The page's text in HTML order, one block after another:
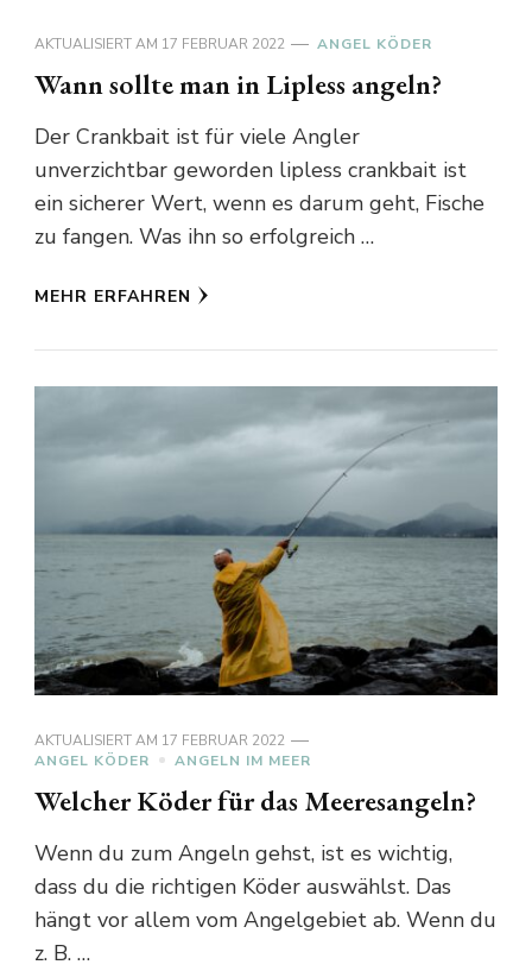
AKTUALISIERT AM 17 FEBRUAR 2022 ANGEL KÖDER
Wann sollte man in Lipless angeln?
Der Crankbait ist für viele Angler
unverzichtbar geworden lipless crankbait ist
ein sicherer Wert, wenn es darum geht, Fische
zu fangen. Was ihn so erfolgreich …
MEHR ERFAHREN
AKTUALISIERT AM 17 FEBRUAR 2022
ANGEL KÖDER
ANGELN IM MEER
Welcher Köder für das Meeresangeln?
Wenn du zum Angeln gehst, ist es wichtig,
dass du die richtigen Köder auswählst. Das
hängt vor allem vom Angelgebiet ab. Wenn du
z. B. …